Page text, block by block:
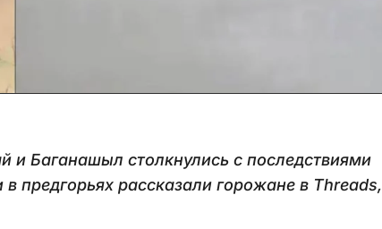
Баганашыл столкнулись с последствиями
предгорьях рассказали горожане в Threads,